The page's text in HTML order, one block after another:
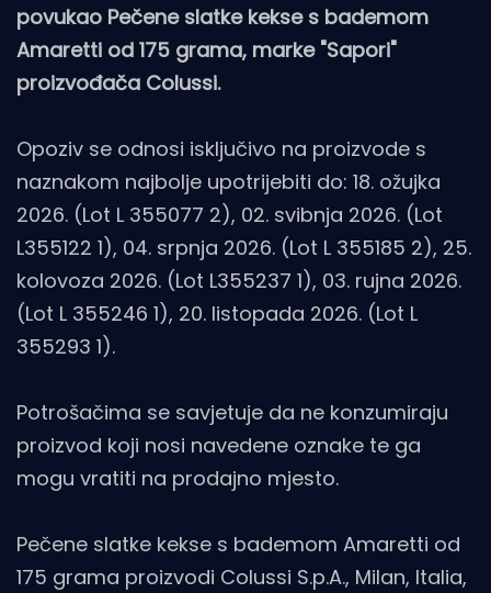
povukao Pečene slatke kekse s bademom
Amaretti od 175 grama, marke "Sapori"
proizvođača Colussi.
Opoziv se odnosi isključivo na proizvode s
naznakom najbolje upotrijebiti do: 18. ožujka
2026. (Lot L 355077 2), 02. svibnja 2026. (Lot
L355122 1), 04. srpnja 2026. (Lot L 355185 2), 25.
kolovoza 2026. (Lot L355237 1), 03. rujna 2026.
(Lot L 355246 1), 20. listopada 2026. (Lot L
355293 1).
Potrošačima se savjetuje da ne konzumiraju
proizvod koji nosi navedene oznake te ga
mogu vratiti na prodajno mjesto.
Pečene slatke kekse s bademom Amaretti od
175 grama proizvodi Colussi S.p.A., Milan, Italia,